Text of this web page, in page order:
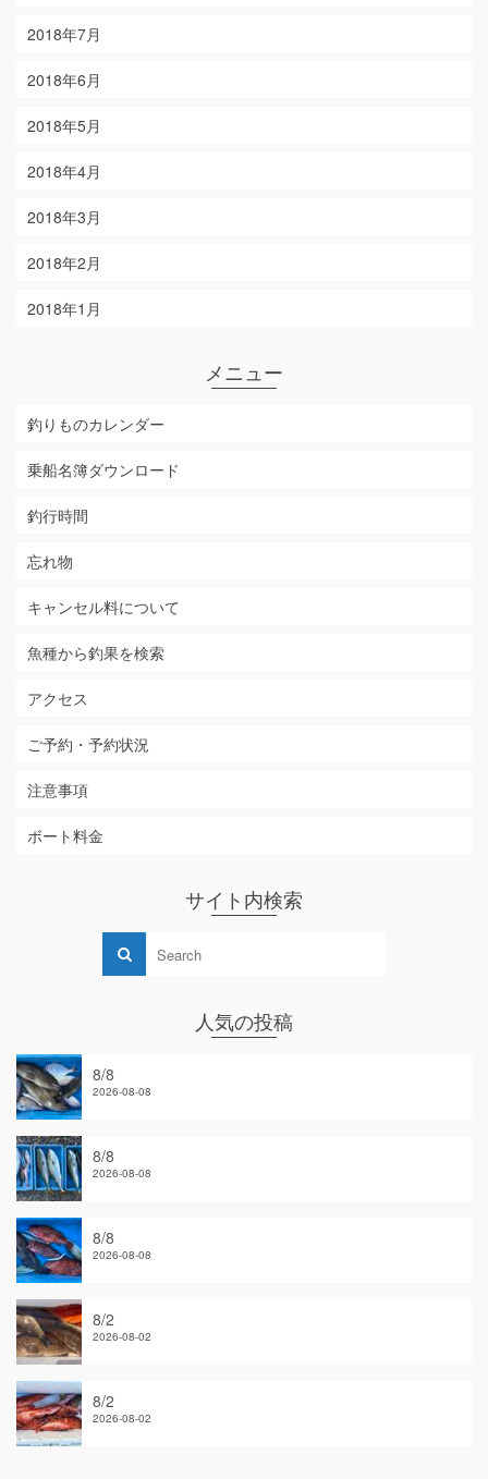
2018年7月
2018年6月
2018年5月
2018年4月
2018年3月
2018年2月
2018年1月
メニュー
釣りものカレンダー
乗船名簿ダウンロード
釣行時間
忘れ物
キャンセル料について
魚種から釣果を検索
アクセス
ご予約・予約状況
注意事項
ボート料金
サイト内検索
人気の投稿
8/8
2026-08-08
8/8
2026-08-08
8/8
2026-08-08
8/2
2026-08-02
8/2
2026-08-02